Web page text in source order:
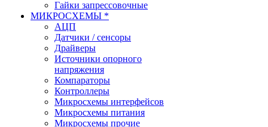
Гайки запрессовочные
МИКРОСХЕМЫ *
АЦП
Датчики / сенсоры
Драйверы
Источники опорного
напряжения
Компараторы
Контроллеры
Микросхемы интерфейсов
Микросхемы питания
Микросхемы прочие